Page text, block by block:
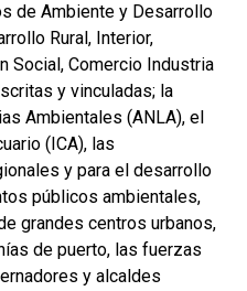
de Ambiente y Desarrollo
Rural, Interior,
Social, Comercio Industria
y vinculadas; la
Ambientales (ANLA), el
(ICA), las
y para el desarrollo
públicos ambientales,
grandes centros urbanos,
de puerto, las fuerzas
y alcaldes